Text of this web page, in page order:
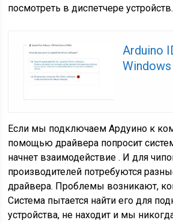
посмотреть в диспетчере устройств.
Arduino
Windows
Если мы подключаем Ардуино к
помощью драйвера попросит
начнет взаимодействие . И для
производителей потребуются
драйвера. Проблемы возникают,
Система пытается найти его для
устройства, не находит и мы